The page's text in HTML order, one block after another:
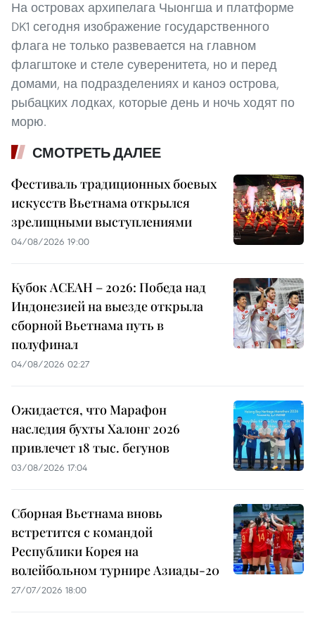
На островах архипелага Чыонгша и платформе
DK1 сегодня изображение государственного
флага не только развевается на главном
флагштоке и стеле суверенитета, но и перед
домами, на подразделениях и каноэ острова,
рыбацких лодках, которые день и ночь ходят по
морю.
СМОТРЕТЬ ДАЛЕЕ
Фестиваль традиционных боевых
искусств Вьетнама открылся
зрелищными выступлениями
04/08/2026 19:00
Кубок АСЕАН – 2026: Победа над
Индонезией на выезде открыла
сборной Вьетнама путь в
полуфинал
04/08/2026 02:27
Ожидается, что Марафон
наследия бухты Халонг 2026
привлечет 18 тыс. бегунов
03/08/2026 17:04
Сборная Вьетнама вновь
встретится с командой
Республики Корея на
волейбольном турнире Азиады-20
27/07/2026 18:00